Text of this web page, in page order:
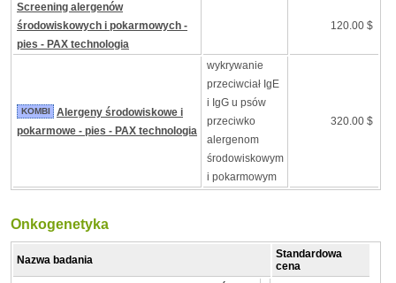
Screening alergenów
środowiskowych i pokarmowych -
pies - PAX technologia
120.00 $
KOMBI
Alergeny środowiskowe i
pokarmowe - pies - PAX technologia
wykrywanie
przeciwciał IgE
i IgG u psów
przeciwko
alergenom
środowiskowym
i pokarmowym
320.00 $
Onkogenetyka
Nazwa badania
Standardowa
cena